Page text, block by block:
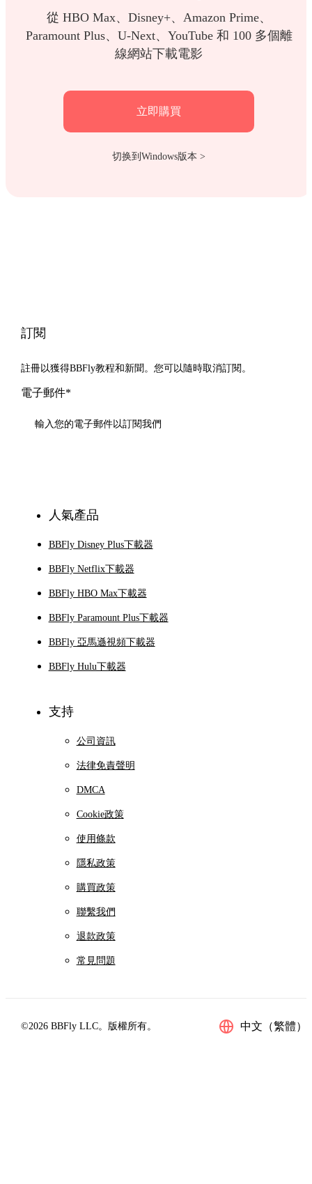
從 HBO Max、Disney+、Amazon Prime、
Paramount Plus、U-Next、YouTube 和 100 多個離
線網站下載電影
立即購買
切换到Windows版本 >
訂閱
註冊以獲得BBFly教程和新聞。您可以隨時取消訂閱。
電子郵件*
人氣產品
BBFly Disney Plus下載器
BBFly Netflix下載器
BBFly HBO Max下載器
BBFly Paramount Plus下載器
BBFly 亞馬遜視頻下載器
BBFly Hulu下載器
支持
公司資訊
法律免責聲明
DMCA
Cookie政策
使用條款
隱私政策
購買政策
聯繫我們
退款政策
常見問題
©2026 BBFly LLC。版權所有。 中文（繁體）